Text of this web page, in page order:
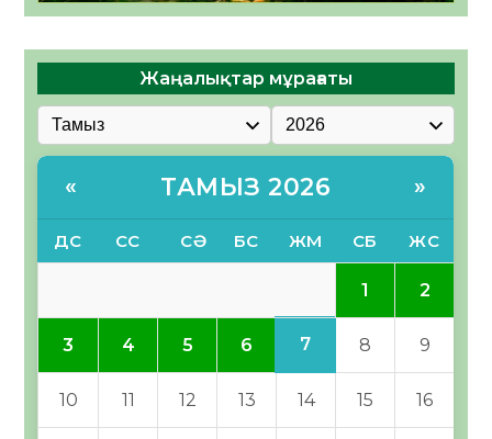
Жаңалықтар мұрағаты
« ТАМЫЗ 2026 »
ДС СС СӘ БС ЖМ СБ ЖС
1 2
3 4 5 6 7 8 9
10 11 12 13 14 15 16